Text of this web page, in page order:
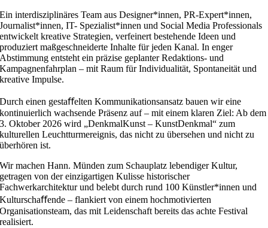
Ein interdisziplinäres Team aus Designer*innen, PR-Expert*innen,
Journalist*innen, IT- Spezialist*innen und Social Media Professionals
entwickelt kreative Strategien, verfeinert bestehende Ideen und
produziert maßgeschneiderte Inhalte für jeden Kanal. In enger
Abstimmung entsteht ein präzise geplanter Redaktions- und
Kampagnenfahrplan – mit Raum für Individualität, Spontaneität und
kreative Impulse.
Durch einen gestaﬀelten Kommunikationsansatz bauen wir eine
kontinuierlich wachsende Präsenz auf – mit einem klaren Ziel: Ab dem
3. Oktober 2026 wird „DenkmalKunst – KunstDenkmal“ zum
kulturellen Leuchtturmereignis, das nicht zu übersehen und nicht zu
überhören ist.
Wir machen Hann. Münden zum Schauplatz lebendiger Kultur,
getragen von der einzigartigen Kulisse historischer
Fachwerkarchitektur und belebt durch rund 100 Künstler*innen und
Kulturschaﬀende – flankiert von einem hochmotivierten
Organisationsteam, das mit Leidenschaft bereits das achte Festival
realisiert.